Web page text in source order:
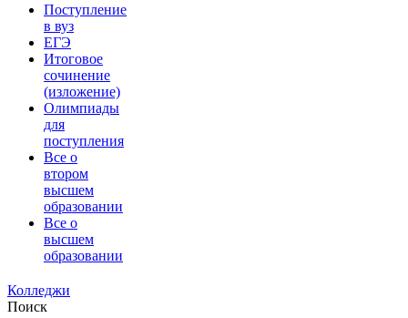
Поступление
в вуз
ЕГЭ
Итоговое
сочинение
(изложение)
Олимпиады
для
поступления
Все о
втором
высшем
образовании
Все о
высшем
образовании
Колледжи
Поиск